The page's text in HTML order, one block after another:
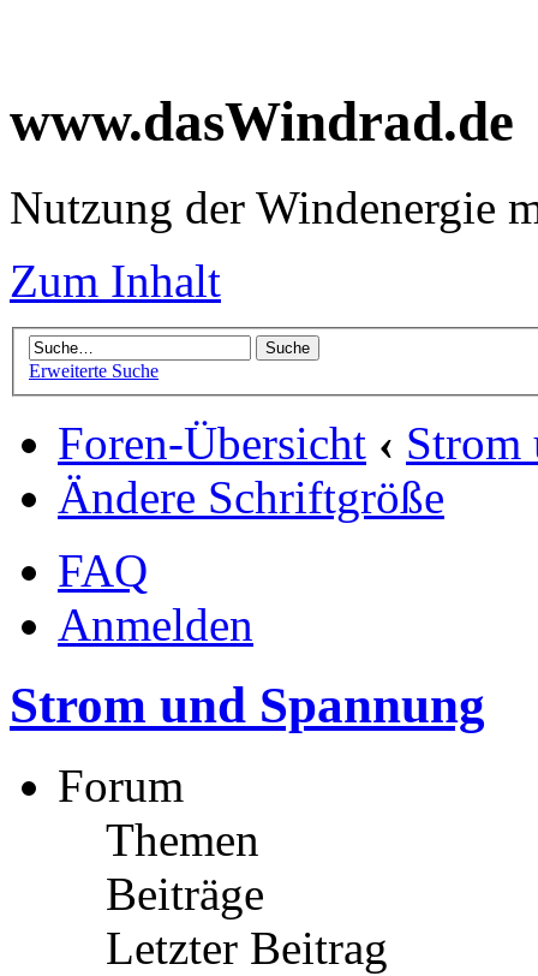
www.dasWindrad.de
Nutzung der Windenergie
Zum Inhalt
Erweiterte Suche
Foren-Übersicht ‹ Strom
Ändere Schriftgröße
FAQ
Anmelden
Strom und Spannung
Forum
Themen
Beiträge
Letzter Beitrag